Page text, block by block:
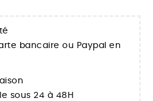
bancaire ou Paypal en
sous 24 à 48H